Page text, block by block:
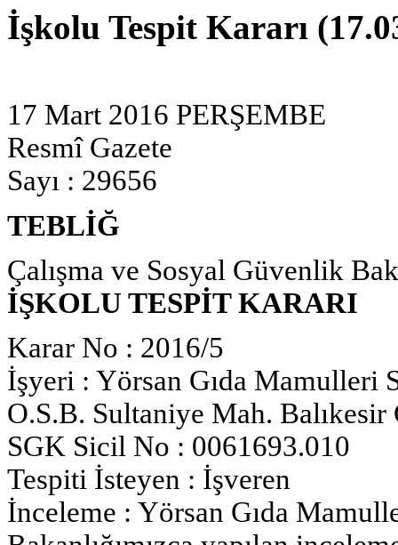
İşkolu Tespit Kararı
17 Mart 2016 PERŞEMBE
Resmî Gazete
Sayı : 29656
TEBLİĞ
Çalışma ve Sosyal Güvenlik
İŞKOLU TESPİT KARARI
Karar No : 2016/5
İşyeri : Yörsan Gıda Mamulleri
O.S.B. Sultaniye Mah.
SGK Sicil No : 0061693.010
Tespiti İsteyen : İşveren
İnceleme : Yörsan Gıda